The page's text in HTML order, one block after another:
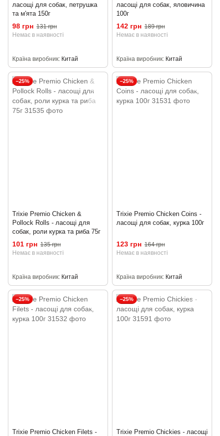
ласощі для собак, петрушка
та м'ята 150г
98 грн 131 грн
Немає в наявності
Країна виробник Китай
ласощі для собак, яловичина
100г
142 грн 189 грн
Немає в наявності
Країна виробник Китай
−25%
Trixie Premio Chicken &
Pollock Rolls - ласощі для
собак, роли курка та риба 75г
101 грн 135 грн
Немає в наявності
Країна виробник Китай
−25%
Trixie Premio Chicken Coins -
ласощі для собак, курка 100г
123 грн 164 грн
Немає в наявності
Країна виробник Китай
−25%
Trixie Premio Chicken Filets -
−25%
Trixie Premio Chickies - ласощі